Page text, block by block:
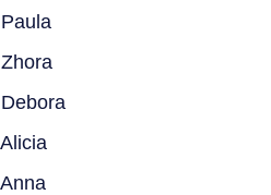
Paula
Zhora
Debora
Alicia
Anna